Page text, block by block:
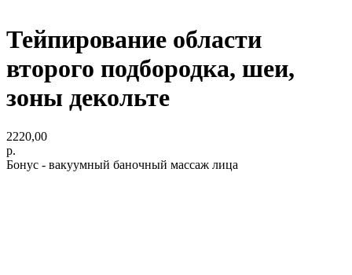
Тейпирование области
второго подбородка, шеи,
зоны декольте
2220,00
р.
Бонус - вакуумный баночный массаж лица